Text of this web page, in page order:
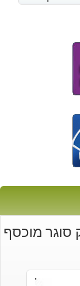
סוגר מוכסף